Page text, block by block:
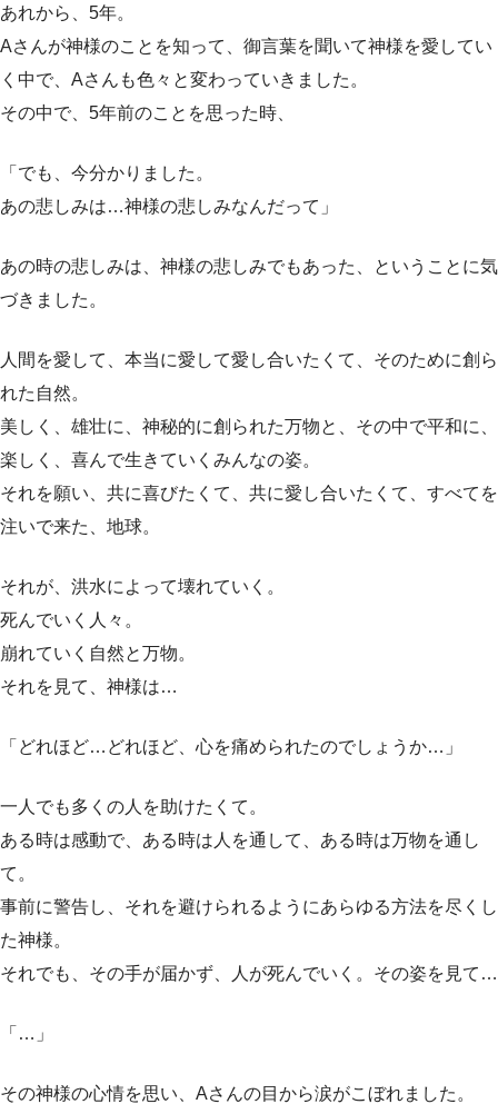
あれから、5年。
Aさんが神様のことを知って、御言葉を聞いて神様を愛してい
く中で、Aさんも色々と変わっていきました。
その中で、5年前のことを思った時、
「でも、今分かりました。
あの悲しみは…神様の悲しみなんだって」
あの時の悲しみは、神様の悲しみでもあった、ということに気
づきました。
人間を愛して、本当に愛して愛し合いたくて、そのために創ら
れた自然。
美しく、雄壮に、神秘的に創られた万物と、その中で平和に、
楽しく、喜んで生きていくみんなの姿。
それを願い、共に喜びたくて、共に愛し合いたくて、すべてを
注いで来た、地球。
それが、洪水によって壊れていく。
死んでいく人々。
崩れていく自然と万物。
それを見て、神様は…
「どれほど…どれほど、心を痛められたのでしょうか…」
一人でも多くの人を助けたくて。
ある時は感動で、ある時は人を通して、ある時は万物を通し
て。
事前に警告し、それを避けられるようにあらゆる方法を尽くし
た神様。
それでも、その手が届かず、人が死んでいく。その姿を見て…
「…」
その神様の心情を思い、Aさんの目から涙がこぼれました。